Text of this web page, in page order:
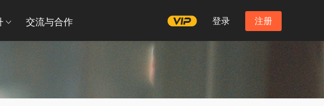
交流与合作 登录 注册